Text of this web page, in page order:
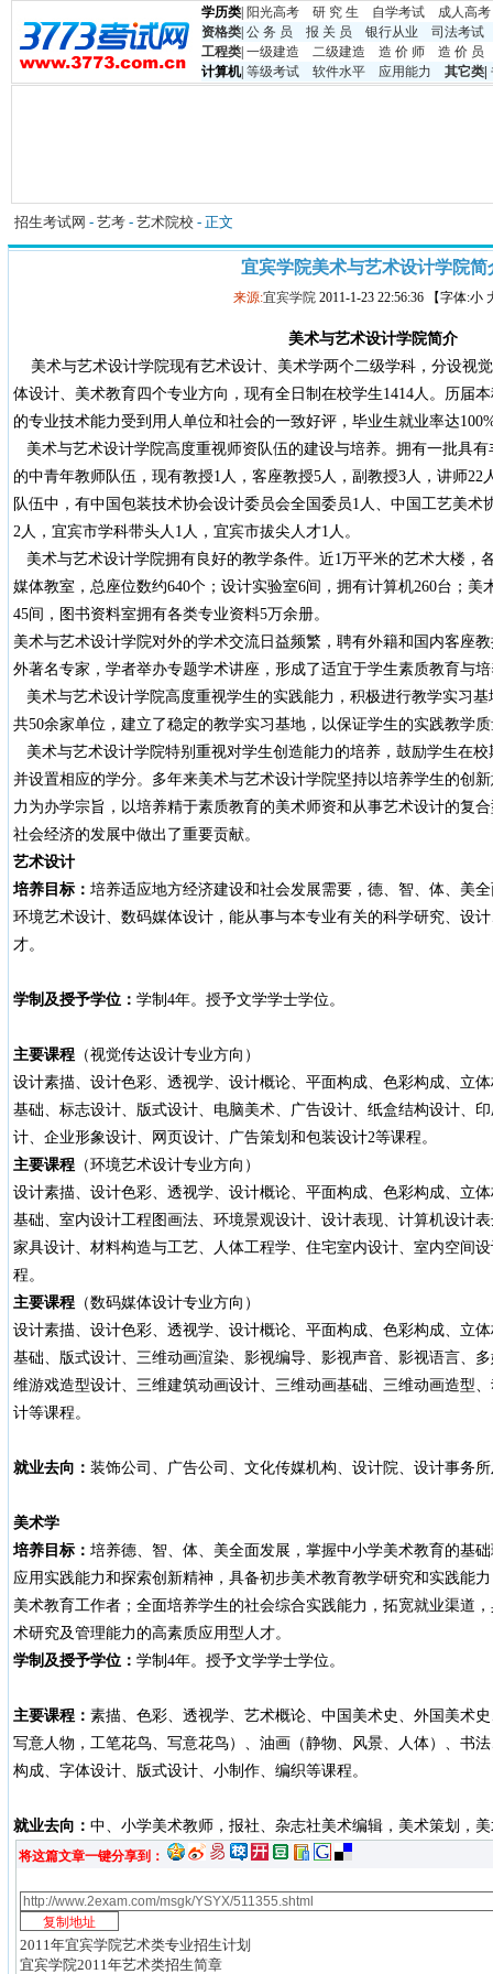
学历类 阳光高考 研 究 生 自学考试
成人高考
资格类 公 务 员 报 关 员 银行从业
司法考试
工程类 一级建造 二级建造 造 价 师
造 价 员
计算机| 等级考试 软件水平 应用能力 其它类
招生考试网 - 艺考 - 艺术院校 - 正文
宜宾学院美术与艺术设计学院简
来源:宜宾学院 2011-1-23 22:56:36 【字体:小
美术与艺术设计学院简介
美术与艺术设计学院现有艺术设计、美术学两个二级学科，分设视
体设计、美术教育四个专业方向，现有全日制在校学生1414人。历届
的专业技术能力受到用人单位和社会的一致好评，毕业生就业率达
美术与艺术设计学院高度重视师资队伍的建设与培养。拥有一批具
的中青年教师队伍，现有教授1人，客座教授5人，副教授3人，讲师22
队伍中，有中国包装技术协会设计委员会全国委员1人、中国工艺美术
2人，宜宾市学科带头人1人，宜宾市拔尖人才1人。
美术与艺术设计学院拥有良好的教学条件。近1万平米的艺术大楼，
媒体教室，总座位数约640个；设计实验室6间，拥有计算机260台；
45间，图书资料室拥有各类专业资料5万余册。
美术与艺术设计学院对外的学术交流日益频繁，聘有外籍和国内客座
外著名专家，学者举办专题学术讲座，形成了适宜于学生素质教育与
美术与艺术设计学院高度重视学生的实践能力，积极进行教学实习
共50余家单位，建立了稳定的教学实习基地，以保证学生的实践教学
美术与艺术设计学院特别重视对学生创造能力的培养，鼓励学生在
并设置相应的学分。多年来美术与艺术设计学院坚持以培养学生的创
力为办学宗旨，以培养精于素质教育的美术师资和从事艺术设计的复
社会经济的发展中做出了重要贡献。
艺术设计
培养目标： 培养适应地方经济建设和社会发展需要，德、智、体、美
环境艺术设计、数码媒体设计，能从事与本专业有关的科学研究、设
才。
学制及授予学位： 学制4年。授予文学学士学位。
主要课程（视觉传达设计专业方向）
设计素描、设计色彩、透视学、设计概论、平面构成、色彩构成、立
基础、标志设计、版式设计、电脑美术、广告设计、纸盒结构设计、
计、企业形象设计、网页设计、广告策划和包装设计2等课程。
主要课程（环境艺术设计专业方向）
设计素描、设计色彩、透视学、设计概论、平面构成、色彩构成、立
基础、室内设计工程图画法、环境景观设计、设计表现、计算机设计
家具设计、材料构造与工艺、人体工程学、住宅室内设计、室内空间
程。
主要课程（数码媒体设计专业方向）
设计素描、设计色彩、透视学、设计概论、平面构成、色彩构成、立
基础、版式设计、三维动画渲染、影视编导、影视声音、影视语言、
维游戏造型设计、三维建筑动画设计、三维动画基础、三维动画造型
计等课程。
就业去向： 装饰公司、广告公司、文化传媒机构、设计院、设计事务
美术学
培养目标： 培养德、智、体、美全面发展，掌握中小学美术教育的基
应用实践能力和探索创新精神，具备初步美术教育教学研究和实践能
美术教育工作者；全面培养学生的社会综合实践能力，拓宽就业渠道
术研究及管理能力的高素质应用型人才。
学制及授予学位： 学制4年。授予文学学士学位。
主要课程： 素描、色彩、透视学、艺术概论、中国美术史、外国美术
写意人物，工笔花鸟、写意花鸟）、油画（静物、风景、人体）、书
构成、字体设计、版式设计、小制作、编织等课程。
就业去向： 中、小学美术教师，报社、杂志社美术编辑，美术策划，
将这篇文章一键分享到：
2011年宜宾学院艺术类专业招生计划
宜宾学院2011年艺术类招生简章